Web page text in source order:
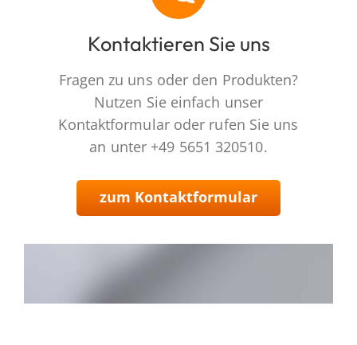
Kontaktieren Sie uns
Fragen zu uns oder den Produkten?
Nutzen Sie einfach unser
Kontaktformular oder rufen Sie uns
an unter +49 5651 320510.
zum Kontaktformular